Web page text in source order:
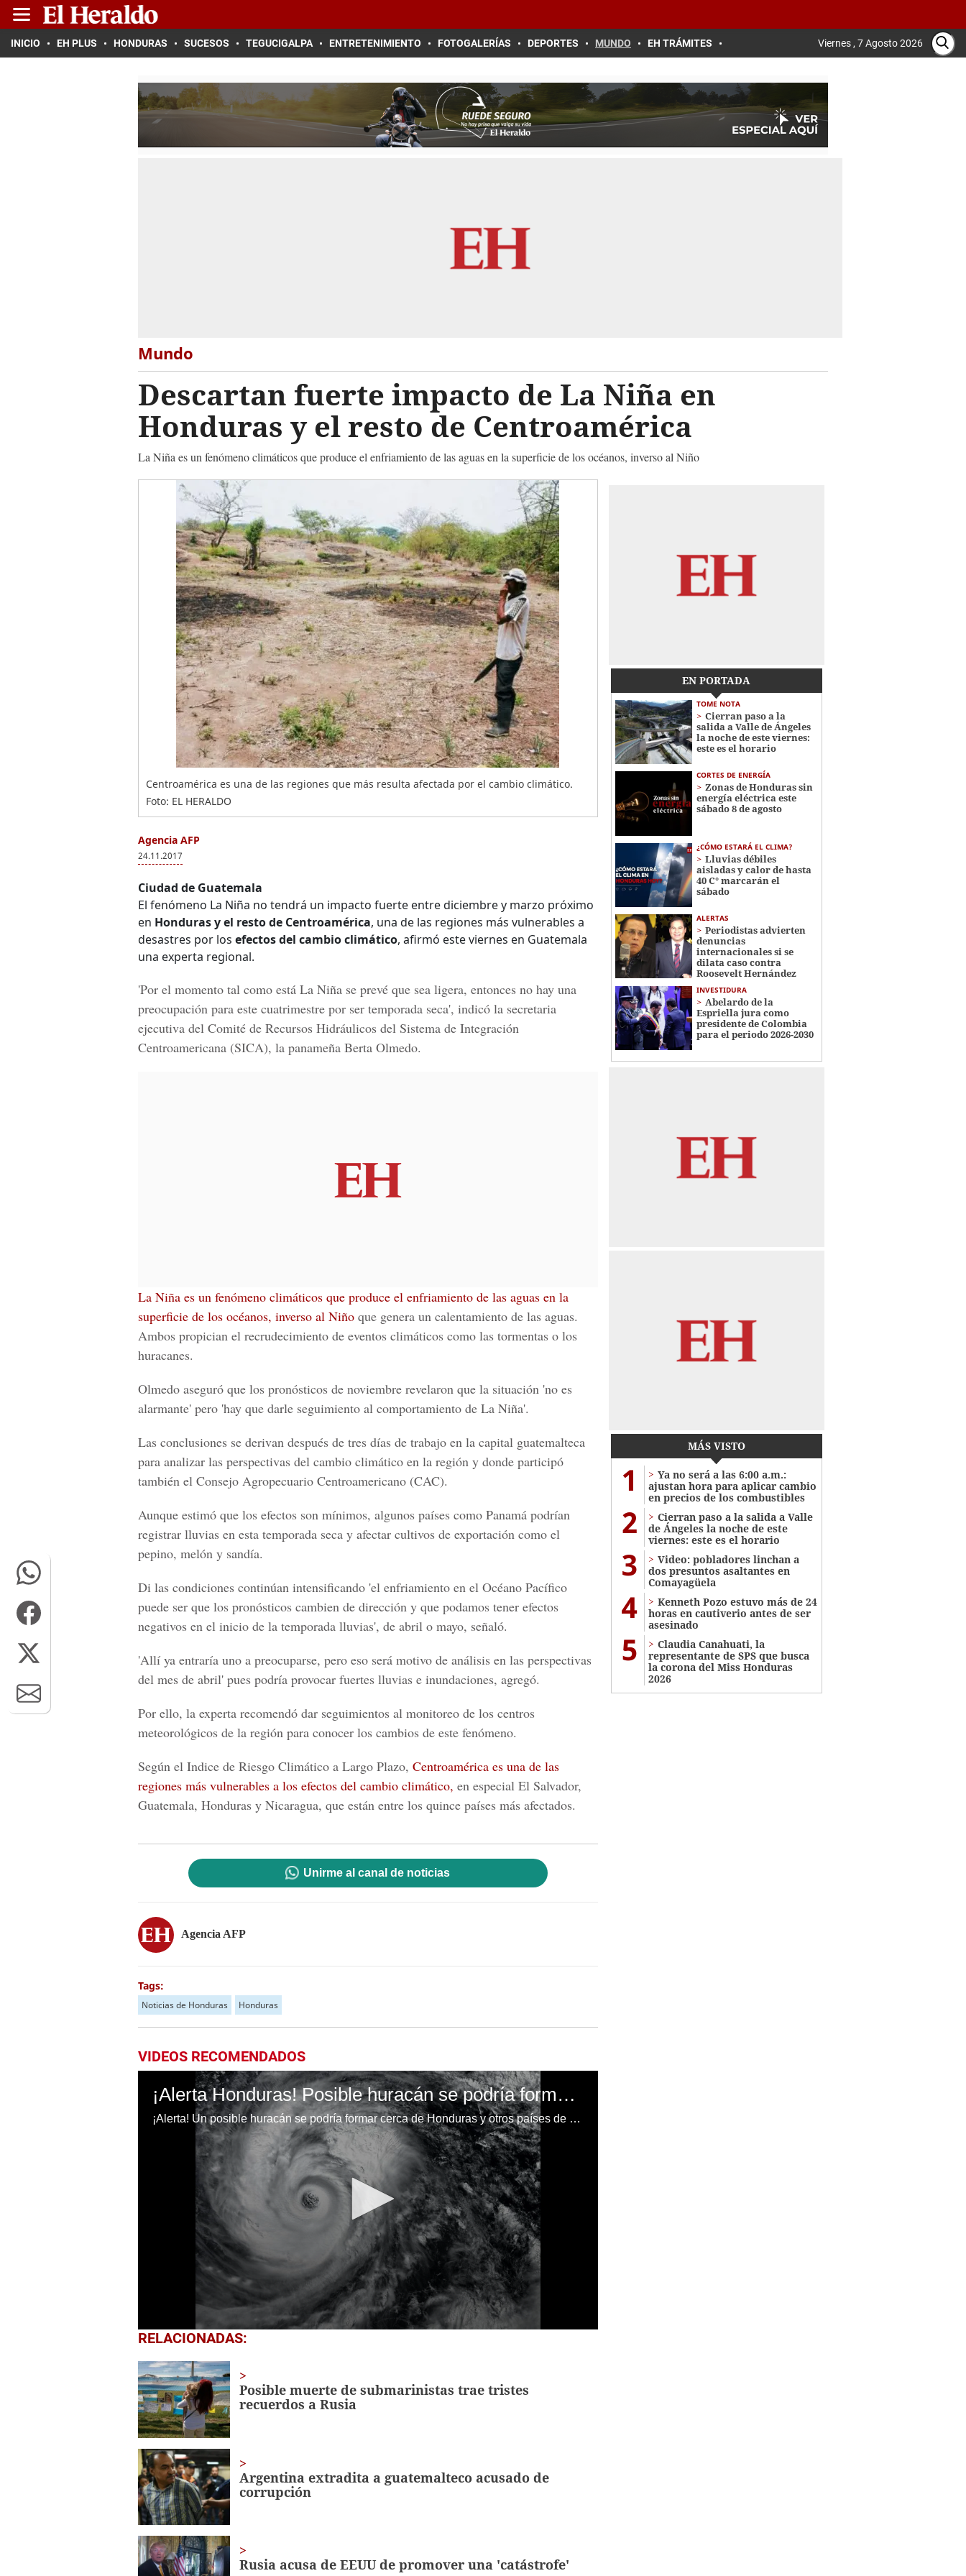
INICIO EH PLUS HONDURAS SUCESOS TEGUCIGALPA ENTRETENIMIENTO FOTOGALERÍAS DEPORTES MUNDO EH TRÁMITES Viernes , 7 Agosto 2026
Mundo
Descartan fuerte impacto de La Niña en
Honduras y el resto de Centroamérica
La Niña es un fenómeno climáticos que produce el enfriamiento de las aguas en la superficie de los océanos, inverso al Niño
Centroamérica es una de las regiones que más resulta afectada por el cambio climático.
Foto: EL HERALDO
Agencia AFP
24.11.2017
Ciudad de Guatemala
El fenómeno La Niña no tendrá un impacto fuerte entre diciembre y marzo próximo
en Honduras y el resto de Centroamérica, una de las regiones más vulnerables a
desastres por los efectos del cambio climático, afirmó este viernes en Guatemala
una experta regional.
'Por el momento tal como está La Niña se prevé que sea ligera, entonces no hay una
preocupación para este cuatrimestre por ser temporada seca', indicó la secretaria
ejecutiva del Comité de Recursos Hidráulicos del Sistema de Integración
Centroamericana (SICA), la panameña Berta Olmedo.
La Niña es un fenómeno climáticos que produce el enfriamiento de las aguas en la
superficie de los océanos, inverso al Niño que genera un calentamiento de las aguas.
Ambos propician el recrudecimiento de eventos climáticos como las tormentas o los
huracanes.
Olmedo aseguró que los pronósticos de noviembre revelaron que la situación 'no es
alarmante' pero 'hay que darle seguimiento al comportamiento de La Niña'.
Las conclusiones se derivan después de tres días de trabajo en la capital guatemalteca
para analizar las perspectivas del cambio climático en la región y donde participó
también el Consejo Agropecuario Centroamericano (CAC).
Aunque estimó que los efectos son mínimos, algunos países como Panamá podrían
registrar lluvias en esta temporada seca y afectar cultivos de exportación como el
pepino, melón y sandía.
Di las condiciones continúan intensificando 'el enfriamiento en el Océano Pacífico
puede ser que los pronósticos cambien de dirección y que podamos tener efectos
negativos en el inicio de la temporada lluvias', de abril o mayo, señaló.
'Allí ya entraría uno a preocuparse, pero eso será motivo de análisis en las perspectivas
del mes de abril' pues podría provocar fuertes lluvias e inundaciones, agregó.
Por ello, la experta recomendó dar seguimientos al monitoreo de los centros
meteorológicos de la región para conocer los cambios de este fenómeno.
Según el Indice de Riesgo Climático a Largo Plazo, Centroamérica es una de las
regiones más vulnerables a los efectos del cambio climático, en especial El Salvador,
Guatemala, Honduras y Nicaragua, que están entre los quince países más afectados.
Unirme al canal de noticias
Agencia AFP
Tags:
Noticias de Honduras Honduras
VIDEOS RECOMENDADOS
¡Alerta Honduras! Posible huracán se podría formar cerca de Centroamérica
¡Alerta! Un posible huracán se podría formar cerca de Honduras y otros países de Centroamérica.
0
seconds
42
secondsVolume
0%
RELACIONADAS:
Posible muerte de submarinistas trae tristes
recuerdos a Rusia
Argentina extradita a guatemalteco acusado de
corrupción
Rusia acusa de EEUU de promover una 'catástrofe'
EN PORTADA
TOME NOTA
Cierran paso a la
salida a Valle de Ángeles
la noche de este viernes:
este es el horario
CORTES DE ENERGÍA
Zonas de Honduras sin
energía eléctrica este
sábado 8 de agosto
¿CÓMO ESTARÁ EL CLIMA?
Lluvias débiles
aisladas y calor de hasta
40 C° marcarán el
sábado
ALERTAS
Periodistas advierten
denuncias
internacionales si se
dilata caso contra
Roosevelt Hernández
INVESTIDURA
Abelardo de la
Espriella jura como
presidente de Colombia
para el periodo 2026-2030
MÁS VISTO
1
Ya no será a las 6:00 a.m.:
ajustan hora para aplicar cambio
en precios de los combustibles
2
Cierran paso a la salida a Valle
de Ángeles la noche de este
viernes: este es el horario
3
Video: pobladores linchan a
dos presuntos asaltantes en
Comayagüela
4
Kenneth Pozo estuvo más de 24
horas en cautiverio antes de ser
asesinado
5
Claudia Canahuati, la
representante de SPS que busca
la corona del Miss Honduras
2026